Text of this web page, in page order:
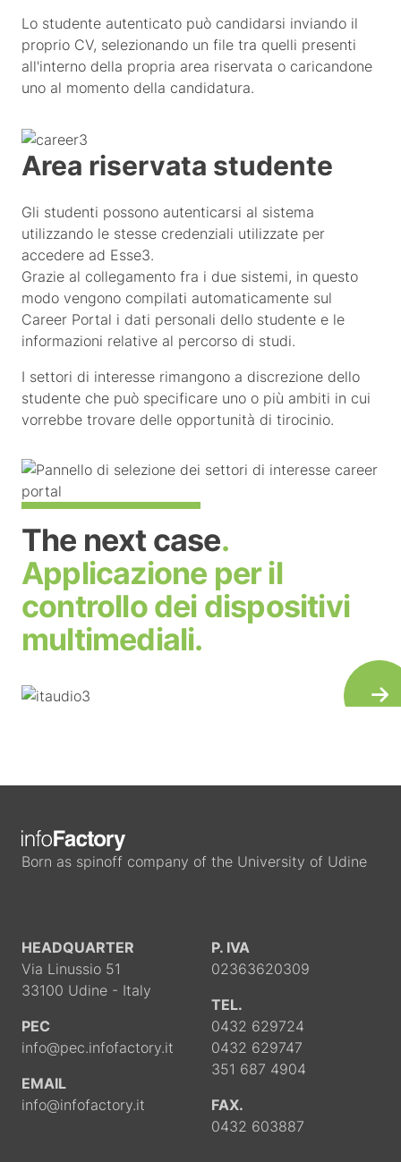
Lo studente autenticato può candidarsi inviando il
proprio CV, selezionando un file tra quelli presenti
all'interno della propria area riservata o caricandone
uno al momento della candidatura.
Area riservata studente
Gli studenti possono autenticarsi al sistema
utilizzando le stesse credenziali utilizzate per
accedere ad Esse3.
Grazie al collegamento fra i due sistemi, in questo
modo vengono compilati automaticamente sul
Career Portal i dati personali dello studente e le
informazioni relative al percorso di studi.
I settori di interesse rimangono a discrezione dello
studente che può specificare uno o più ambiti in cui
vorrebbe trovare delle opportunità di tirocinio.
The next case.
Applicazione per il
controllo dei dispositivi
multimediali.
Born as spinoff company of the University of Udine
HEADQUARTER
Via Linussio 51
33100 Udine - Italy
PEC
info@pec.infofactory.it
EMAIL
info@infofactory.it
P. IVA
02363620309
TEL.
0432 629724
0432 629747
351 687 4904
FAX.
0432 603887